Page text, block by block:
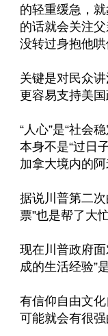
的轻重缓急，
的话就会关注
没转过身抱他哄
关键是对民众
更容易支持美国
“人心”是“社会
本身不是“过日
加拿大境内的阿
据说川普第二
票”也是帮了大忙
现在川普政府面
成的生活经验”
有信仰自由文
可能就会有很强